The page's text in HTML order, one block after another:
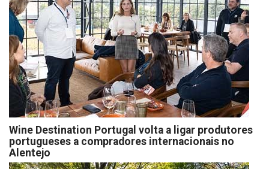
Wine Destination Portugal volta a ligar produtores
portugueses a compradores internacionais no
Alentejo